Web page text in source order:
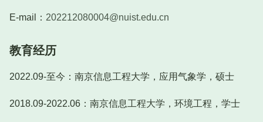
E-mail： 202212080004@nuist.edu.cn
教育经历
2022.09-至今：南京信息工程大学，应用气象学，硕士
2018.09-2022.06：南京信息工程大学，环境工程，学士